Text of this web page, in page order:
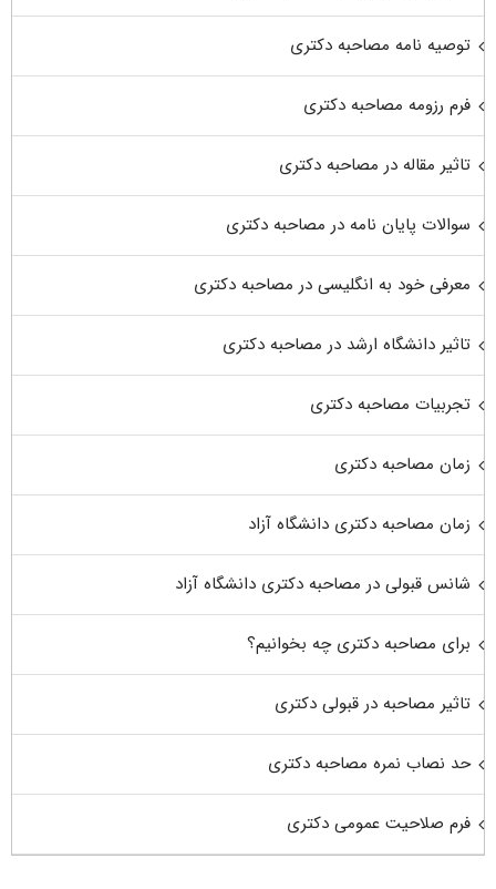
توصیه نامه مصاحبه دکتری
فرم رزومه مصاحبه دکتری
تاثیر مقاله در مصاحبه دکتری
سوالات پایان نامه در مصاحبه دکتری
معرفی خود به انگلیسی در مصاحبه دکتری
تاثیر دانشگاه ارشد در مصاحبه دکتری
تجربیات مصاحبه دکتری
زمان مصاحبه دکتری
زمان مصاحبه دکتری دانشگاه آزاد
شانس قبولی در مصاحبه دکتری دانشگاه آزاد
برای مصاحبه دکتری چه بخوانیم؟
تاثیر مصاحبه در قبولی دکتری
حد نصاب نمره مصاحبه دکتری
فرم صلاحیت عمومی دکتری